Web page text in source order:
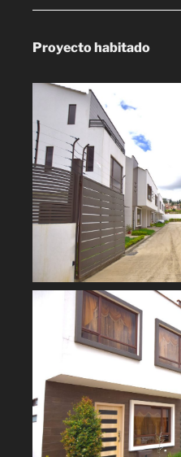
Proyecto habitado